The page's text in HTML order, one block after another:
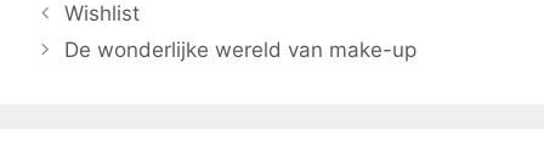
Wishlist
De wonderlijke wereld van make-up